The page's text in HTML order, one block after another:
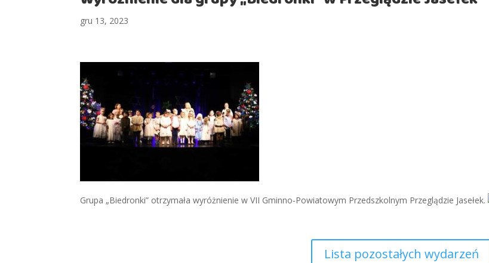
gru 13, 2023
Grupa „Biedronki” otrzymała wyróżnienie w VII Gminno-Powiatowym Przedszkolnym Przeglądzie Jasełek.
Lista pozostałych wydarzeń